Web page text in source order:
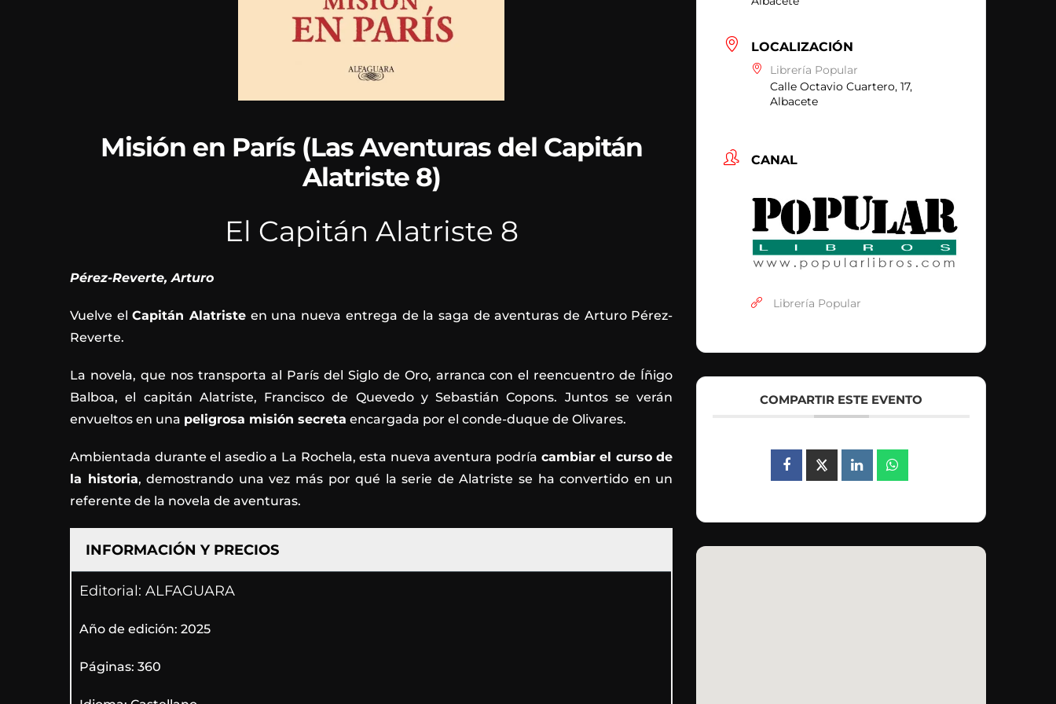
Misión en París (Las Aventuras del Capitán
Alatriste 8)
El Capitán Alatriste 8
Pérez-Reverte, Arturo
Vuelve elCapitán Alatriste en una nueva entrega de la saga de aventuras de Arturo Pérez-
Reverte.
La novela, que nos transporta al París del Siglo de Oro, arranca con el reencuentro de Íñigo
Balboa, el capitán Alatriste, Francisco de Quevedo y Sebastián Copons. Juntos se verán
envueltos en una peligrosa misión secreta encargada por el conde-duque de Olivares.
Ambientada durante el asedio a La Rochela, esta nueva aventura podría cambiar el curso de
la historia, demostrando una vez más por qué la serie de Alatriste se ha convertido en un
referente de la novela de aventuras.
INFORMACIÓN Y PRECIOS
Editorial: ALFAGUARA
Año de edición: 2025
Páginas: 360
LOCALIZACIÓN
Librería Popular
Calle Octavio Cuartero, 17,
Albacete
CANAL
Librería Popular
COMPARTIR ESTE EVENTO